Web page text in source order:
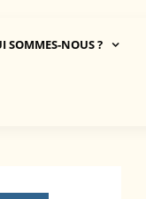
SOMMES-NOUS ?